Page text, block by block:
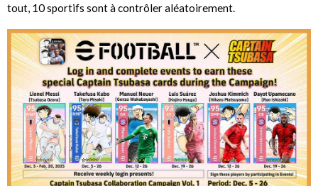
tout, 10 sportifs sont à contrôler aléatoirement.